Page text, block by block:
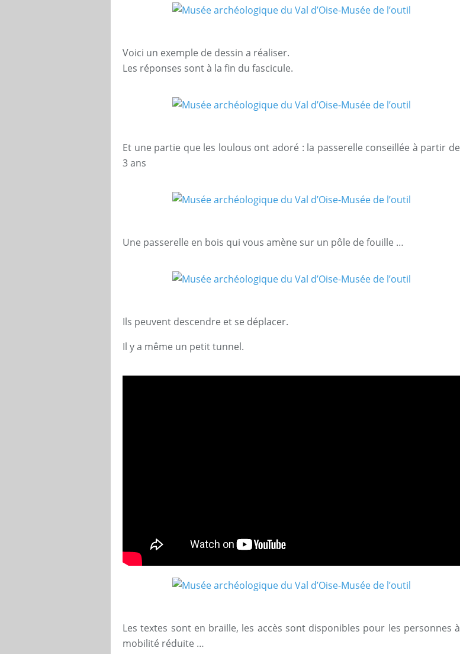
Voici un exemple de dessin a réaliser.
Les réponses sont à la fin du fascicule.
Et une partie que les loulous ont adoré : la passerelle conseillée à partir de
3 ans
Une passerelle en bois qui vous amène sur un pôle de fouille …
Ils peuvent descendre et se déplacer.
Il y a même un petit tunnel.
Les textes sont en braille, les accès sont disponibles pour les personnes à
mobilité réduite …